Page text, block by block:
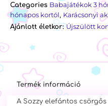
Categories Babajátékok 3
hónapos kortól, Karácsonyi
Ajánlott életkor: Újszülött
Termék információ
A Sozzy elefántos